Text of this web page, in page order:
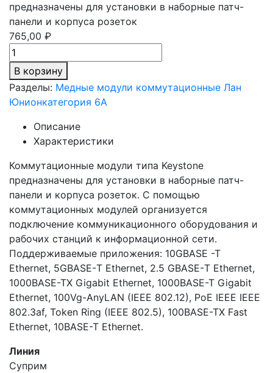
предназначены для установки в наборные патч-
панели и корпуса розеток
765,00 ₽
В корзину
Разделы: Медные модули коммутационные Лан
Юнионкатегория 6A
Описание
Характеристики
Коммутационные модули типа Keystone
предназначены для установки в наборные патч-
панели и корпуса розеток. С помощью
коммутационных модулей организуется
подключение коммуникационного оборудования и
рабочих станций к информационной сети.
Поддерживаемые приложения: 10GBASE -T
Ethernet, 5GBASE-Т Ethernet, 2.5 GBASE-Т Ethernet,
1000BASE-TX Gigabit Ethernet, 1000BASE-T Gigabit
Ethernet, 100Vg-AnyLAN (IEEE 802.12), PoE IEEE IEEE
802.3af, Token Ring (IEEE 802.5), 100BASE-TX Fast
Ethernet, 10BASE-T Ethernet.
Линия
Суприм